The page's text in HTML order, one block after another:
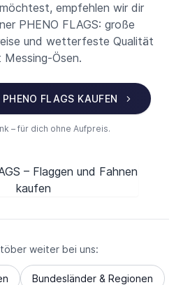
empfehlen wir dir
PHENO FLAGS: große
und wetterfeste Qualität
Messing-Ösen.
FLAGS KAUFEN
– für dich ohne Aufpreis.
weiter bei uns:
Bundesländer & Regionen